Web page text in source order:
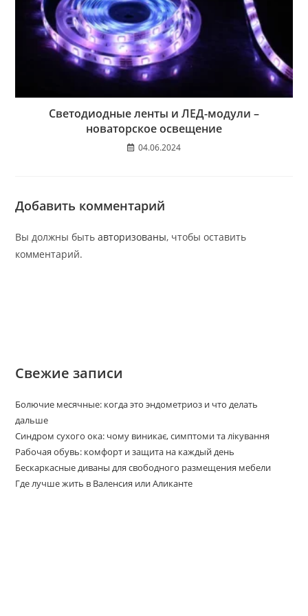
Светодиодные ленты и ЛЕД-модули –
новаторское освещение
04.06.2024
Добавить комментарий
Вы должны бытьавторизованы, чтобы оставить
комментарий.
Свежие записи
Болючие месячные: когда это эндометриоз и что делать
дальше
Синдром сухого ока: чому виникає, симптоми та лікування
Рабочая обувь: комфорт и защита на каждый день
Бескаркасные диваны для свободного размещения мебели
Где лучше жить в Валенсия или Аликанте